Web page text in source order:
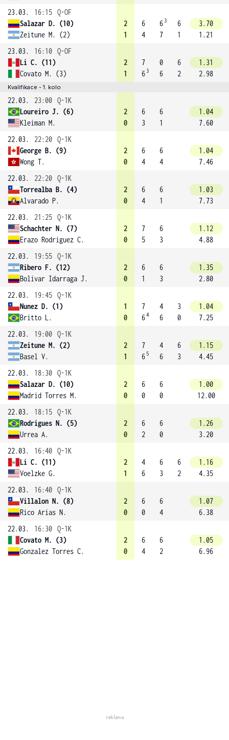
23.03.
16:15 Q-OF
Salazar D. (10)
Zeitune M. (2)
2
1
6
4
6 3
7
6
1
3.70
1.21
23.03.
16:10 Q-OF
Li C. (11)
Covato M. (3)
2
1
7
6 3
0
6
6
2
1.31
2.98
Kvalifikace - 1. kolo
22.03. 23:00 Q-1K
Loureiro J. (6)
Kleiman M.
2
0
6
3
6
1
1.04
7.60
22.03.
22:20 Q-1K
George B. (9)
Wong T.
2
0
6
4
6
4
1.04
7.46
22.03.
22:20 Q-1K
Torrealba B. (4)
Alvarado P.
2
0
6
4
6
1
1.03
7.73
22.03.
21:25 Q-1K
Schachter N. (7)
Erazo Rodriguez C.
2
0
7
5
6
3
1.12
4.88
22.03.
19:55 Q-1K
Ribero F. (12)
Bolivar Idarraga J.
2
0
6
1
6
3
1.35
2.80
22.03.
19:45 Q-1K
Nunez D. (1)
Britto L.
1
0
7
64
4
6
3
0
1.04
7.25
22.03.
19:00 Q-1K
Zeitune M. (2)
Basel V.
2
1
7
6 5
4
6
6
3
1.15
4.45
22.03.
18:30 Q-1K
Salazar D. (10)
Madrid Torres M.
2
0
6
0
6
0
1.00
12.00
22.03.
18:15 Q-1K
Rodrigues N. (5)
Urrea A.
2
0
6
2
6
0
1.26
3.20
22.03.
16:40 Q-1K
Li C. (11)
Voelzke G.
2
1
4
6
6
3
6
2
1.16
4.35
22.03.
16:40 Q-1K
Villalon N. (8)
Rico Arias N.
2
0
6
0
6
4
1.07
6.38
22.03.
16:30 Q-1K
Covato M. (3)
Gonzalez Torres C.
2
0
6
4
6
2
1.05
6.96